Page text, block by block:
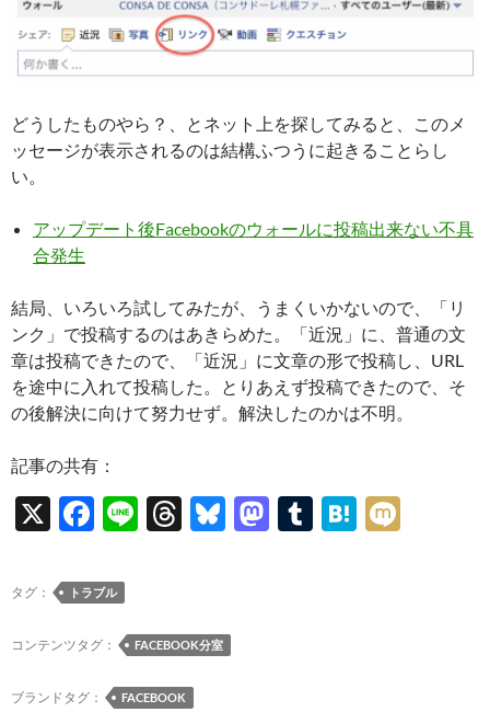
どうしたものやら？、とネット上を探してみると、このメ
ッセージが表示されるのは結構ふつうに起きることらし
い。
アップデート後Facebookのウォールに投稿出来ない不具
合発生
結局、いろいろ試してみたが、うまくいかないので、「リ
ンク」で投稿するのはあきらめた。「近況」に、普通の文
章は投稿できたので、「近況」に文章の形で投稿し、URL
を途中に入れて投稿した。とりあえず投稿できたので、そ
の後解決に向けて努力せず。解決したのかは不明。
記事の共有：
X
F
e
b
o
o
Li
T
ds
Bl
y
M T
H
タグ： トラブル
コンテンツタグ： FACEBOOK分室
ブランドタグ： FACEBOOK